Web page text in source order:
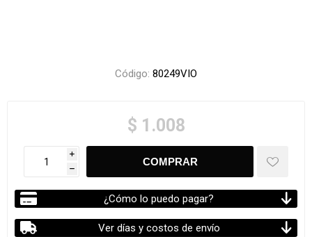
Código: 80249VIO
$ 1.008
i
h
¿Cómo lo puedo pagar?
Ver días y costos de envío